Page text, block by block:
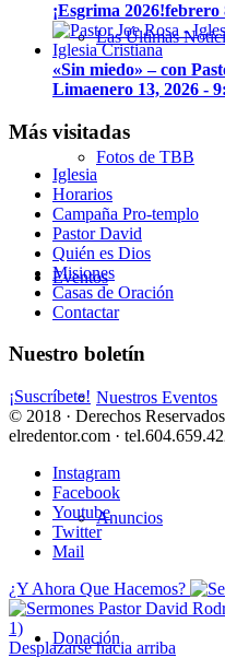
Las Últimas
Fotos de TBB
Eventos
Nuestros Eventos
Anuncios
Donación
¡Esgrima 2026!febrero
«Sin miedo» – con
Limaenero 13, 2026 -
Más visitadas
Iglesia
Horarios
Campaña Pro-templo
Pastor David
Quién es Dios
Misiones
Casas de Oración
Contactar
Nuestro boletín
¡Suscríbete!
© 2018 · Derechos
elredentor.com ·
Instagram
Facebook
Youtube
Twitter
Mail
¿Y Ahora Que Hacemos?
1)
Desplazarse hacia arriba